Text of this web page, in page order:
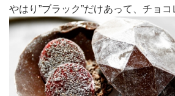
やはり”ブラック”だけあって、チョコ